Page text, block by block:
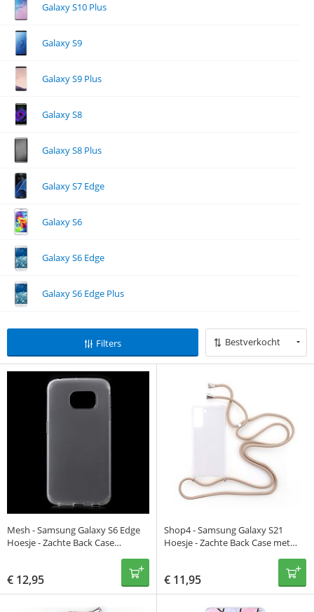
Galaxy S10 Plus
Galaxy S9
Galaxy S9 Plus
Galaxy S8
Galaxy S8 Plus
Galaxy S7 Edge
Galaxy S6
Galaxy S6 Edge
Galaxy S6 Edge Plus
Filters Bestverkocht
Mesh - Samsung Galaxy S6 Edge
Hoesje - Zachte Back Case
€ 12,95
Shop4 - Samsung Galaxy S21
Hoesje - Zachte Back Case met
€ 11,95